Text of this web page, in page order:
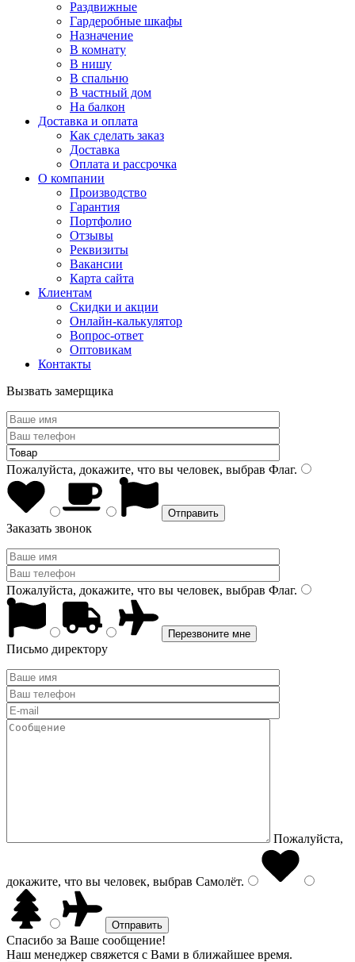
Раздвижные
Гардеробные шкафы
Назначение
В комнату
В нишу
В спальню
В частный дом
На балкон
Доставка и оплата
Как сделать заказ
Доставка
Оплата и рассрочка
О компании
Производство
Гарантия
Портфолио
Отзывы
Реквизиты
Вакансии
Карта сайта
Клиентам
Скидки и акции
Онлайн-калькулятор
Вопрос-ответ
Оптовикам
Контакты
Вызвать замерщика
Пожалуйста, докажите, что вы человек, выбрав Флаг.
Заказать звонок
Пожалуйста, докажите, что вы человек, выбрав Флаг.
Письмо директору
Пожалуйста,
докажите, что вы человек, выбрав Самолёт.
Спасибо за Ваше сообщение!
Наш менеджер свяжется с Вами в ближайшее время.